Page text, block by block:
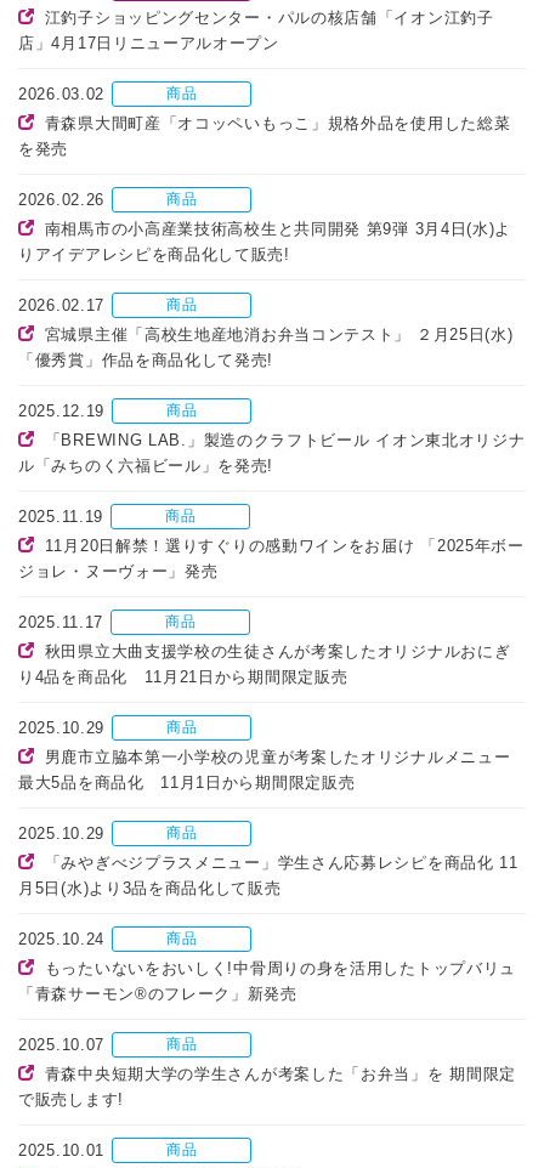
江釣子ショッピングセンター・パルの核店舗「イオン江釣子
店」4月17日リニューアルオープン
2026.03.02 商品
青森県大間町産「オコッペいもっこ」規格外品を使用した総菜
を発売
2026.02.26 商品
南相馬市の小高産業技術高校生と共同開発 第9弾 3月4日(水)よ
りアイデアレシピを商品化して販売!
2026.02.17 商品
宮城県主催「高校生地産地消お弁当コンテスト」 ２月25日(水)
「優秀賞」作品を商品化して発売!
2025.12.19 商品
「BREWING LAB.」製造のクラフトビール イオン東北オリジナ
ル「みちのく六福ビール」を発売!
2025.11.19 商品
11月20日解禁！選りすぐりの感動ワインをお届け 「2025年ボー
ジョレ・ヌーヴォー」発売
2025.11.17 商品
秋田県立大曲支援学校の生徒さんが考案したオリジナルおにぎ
り4品を商品化 11月21日から期間限定販売
2025.10.29 商品
男鹿市立脇本第一小学校の児童が考案したオリジナルメニュー
最大5品を商品化 11月1日から期間限定販売
2025.10.29 商品
「みやぎべジプラスメニュー」学生さん応募レシピを商品化 11
月5日(水)より3品を商品化して販売
2025.10.24 商品
もったいないをおいしく!中骨周りの身を活用したトップバリュ
「青森サーモン®のフレーク」新発売
2025.10.07 商品
青森中央短期大学の学生さんが考案した「お弁当」を 期間限定
で販売します!
2025.10.01 商品